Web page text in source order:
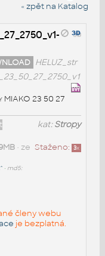
« zpět na Katalog
HELUZ_str
MIAKO 23 50 27
kat:Stropy
Staženo: 3x
• ze
• md5:
členy webu
je bezplatná.